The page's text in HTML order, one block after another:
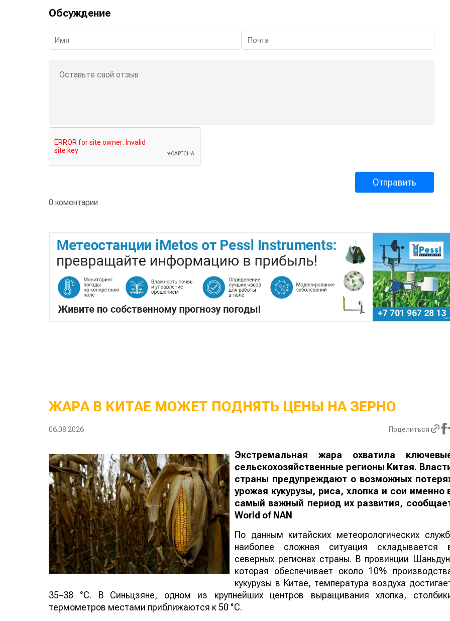
Обсуждение
0 коментарии
ЖАРА В КИТАЕ МОЖЕТ ПОДНЯТЬ ЦЕНЫ НА ЗЕРНО
06.08.2026 Поделиться
Экстремальная жара охватила
сельскохозяйственные регионы Китая.
страны предупреждают о возможных
урожая кукурузы, риса, хлопка и сои именно
самый важный период их развития,
World of NAN
По данным китайских метеорологических
наиболее сложная ситуация складывается
северных регионах страны. В провинции
которая обеспечивает около 10%
кукурузы в Китае, температура воздуха
35–38 °C. В Синьцзяне, одном из крупнейших центров выращивания хлопка,
термометров местами приближаются к 50 °C.